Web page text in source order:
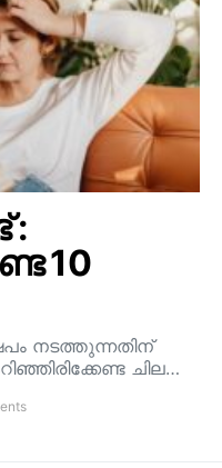
:
10
നടത്തുന്നതിന്
ചില…